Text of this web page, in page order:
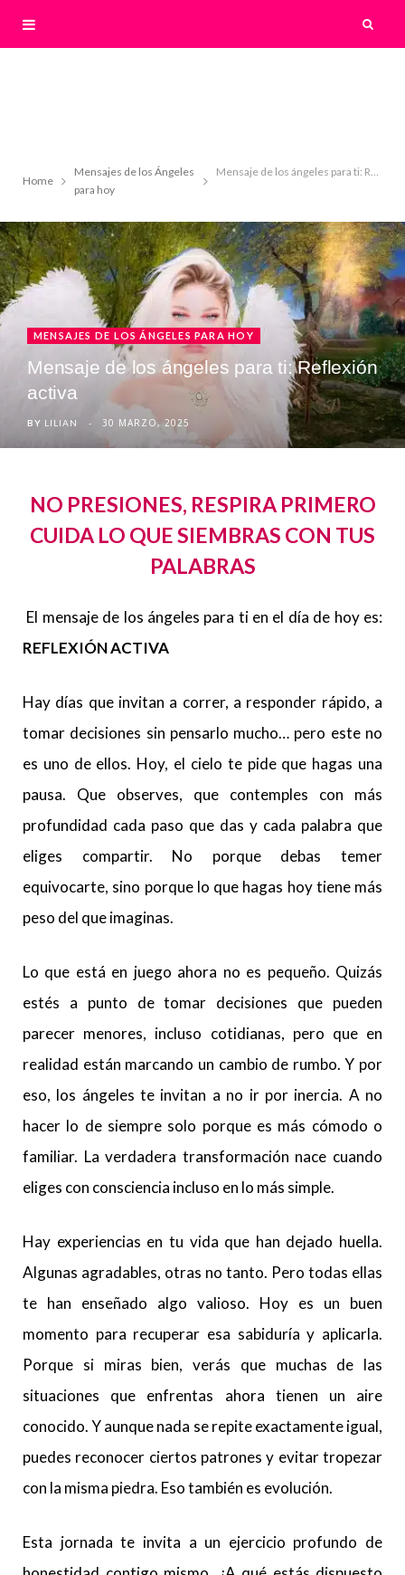
Home
Mensajes de los Ángeles
para hoy
Mensaje de los ángeles para ti: Reflexión activa
MENSAJES DE LOS ÁNGELES PARA HOY
Mensaje de los ángeles para ti: Reflexión
activa
BY LILIAN 30 MARZO, 2025
NO PRESIONES, RESPIRA PRIMERO
CUIDA LO QUE SIEMBRAS CON TUS
PALABRAS
El mensaje de los ángeles para ti en el día de hoy es:
REFLEXIÓN ACTIVA
Hay días que invitan a correr, a responder rápido, a
tomar decisiones sin pensarlo mucho… pero este no
es uno de ellos. Hoy, el cielo te pide que hagas una
pausa. Que observes, que contemples con más
profundidad cada paso que das y cada palabra que
eliges compartir. No porque debas temer
equivocarte, sino porque lo que hagas hoy tiene más
peso del que imaginas.
Lo que está en juego ahora no es pequeño. Quizás
estés a punto de tomar decisiones que pueden
parecer menores, incluso cotidianas, pero que en
realidad están marcando un cambio de rumbo. Y por
eso, los ángeles te invitan a no ir por inercia. A no
hacer lo de siempre solo porque es más cómodo o
familiar. La verdadera transformación nace cuando
eliges con consciencia incluso en lo más simple.
Hay experiencias en tu vida que han dejado huella.
Algunas agradables, otras no tanto. Pero todas ellas
te han enseñado algo valioso. Hoy es un buen
momento para recuperar esa sabiduría y aplicarla.
Porque si miras bien, verás que muchas de las
situaciones que enfrentas ahora tienen un aire
conocido. Y aunque nada se repite exactamente igual,
puedes reconocer ciertos patrones y evitar tropezar
con la misma piedra. Eso también es evolución.
Esta jornada te invita a un ejercicio profundo de